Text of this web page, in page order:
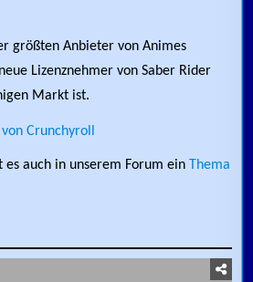
größten Anbieter von Animes
Lizenznehmer von Saber Rider
Markt ist.
Crunchyroll
auch in unserem Forum ein
Thema